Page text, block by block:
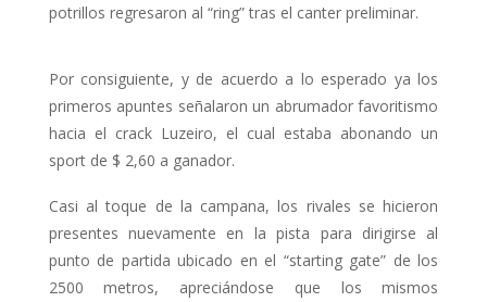
potrillos regresaron al “ring” tras el canter preliminar.
Por consiguiente, y de acuerdo a lo es­perado ya los
primeros apuntes señala­ron un abrumador favoritismo
hacia el crack Luzeiro, el cual estaba abonan­do un
sport de $ 2,60 a ganador.
Casi al toque de la campana, los rivales se hicieron
presentes nuevamente en la pista para dirigirse al
punto de par­tida ubicado en el “starting gate” de los
2500 metros, apreciándose que los mismos